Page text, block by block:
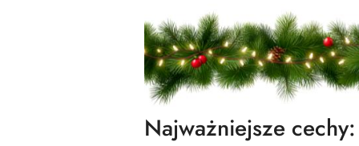
Najważniejsze cechy: